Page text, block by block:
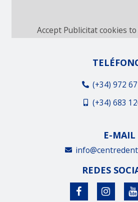
Accept Publicitatcookies
(+34) 972
(+34) 683
E-MAIL
REDES